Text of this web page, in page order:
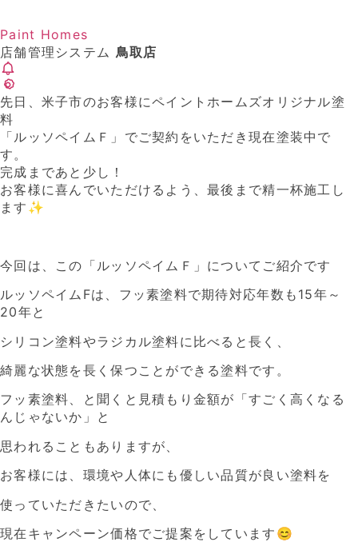
Paint Homes
店舗管理システム 鳥取店
先日、米子市のお客様にペイントホームズオリジナル塗
料
「ルッソペイムＦ」でご契約をいただき現在塗装中で
す。
完成まであと少し！
お客様に喜んでいただけるよう、最後まで精一杯施工し
ます✨
今回は、この「ルッソペイムＦ」についてご紹介です
ルッソペイムFは、フッ素塗料で期待対応年数も15年～
20年と
シリコン塗料やラジカル塗料に比べると長く、
綺麗な状態を長く保つことができる塗料です。
フッ素塗料、と聞くと見積もり金額が「すごく高くなる
んじゃないか」と
思われることもありますが、
お客様には、環境や人体にも優しい品質が良い塗料を
使っていただきたいので、
現在キャンペーン価格でご提案をしています😊